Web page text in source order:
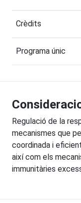
Crèdits
Programa únic
Regulació de la
mecanismes que
coordinada i
així com els
immunitàries